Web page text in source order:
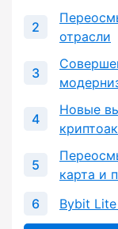
отрасли
Новые
карта и
Bybit